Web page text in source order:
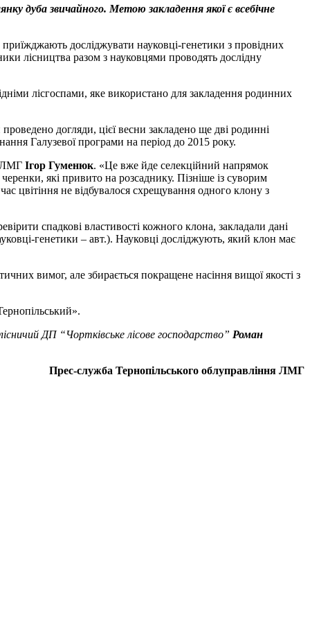
дуба звичайного. Метою закладення якої є всебічне
досліджувати науковці-генетики з провідних
лісництва разом з науковцями проводять дослідну
лісгоспами, яке використано для закладення родинних
догляди, цієї весни закладено ще дві родинні
Галузевої програми на період до 2015 року.
ЛМГ Ігор Гуменюк. «Це вже йде селекційний напрямок
які привито на розсаднику. Пізніше із суворим
цвітіння не відбувалося схрещування одного клону з
спадкові властивості кожного клона, закладали дані
генетики – авт.). Науковці досліджують, який клон має
вимог, але збирається покращене насіння вищої якості з
ДП “Чортківське лісове господарство” Роман
Прес-служба Тернопільського облуправління ЛМГ